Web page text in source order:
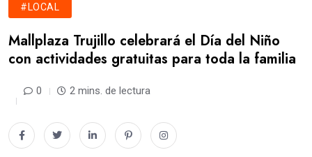
#LOCAL
Mallplaza Trujillo celebrará el Día del Niño
con actividades gratuitas para toda la familia
0 2 mins. de lectura